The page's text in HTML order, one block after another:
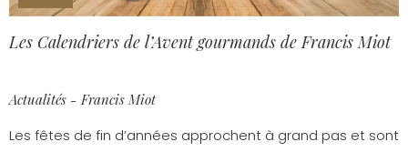
Les Calendriers de l’Avent gourmands de Francis Miot
Actualités - Francis Miot
Les fêtes de fin d’années approchent à grand pas et sont